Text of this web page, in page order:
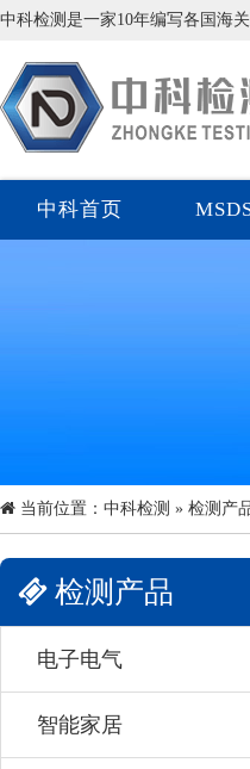
中科检测是一家10年编写各国海
中科首页
当前位置： 中科检测 » 检测产
检测产品
电子电气
智能家居